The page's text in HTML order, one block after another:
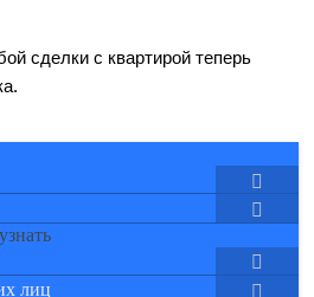
сделки с квартирой теперь
лиц